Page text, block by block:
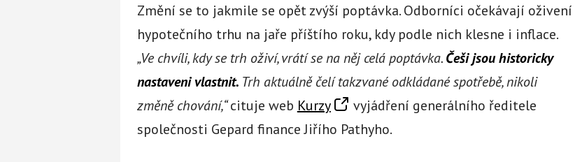
Změní se to jakmile se opět zvýší poptávka. Odborníci očekávají oživení
hypotečního trhu na jaře příštího roku, kdy podle nich klesne i inflace.
„Ve chvíli, kdy se trh oživí, vrátí se na něj celá poptávka.Češi jsou historicky
nastaveni vlastnit. Trh aktuálně čelí takzvané odkládané spotřebě, nikoli
změně chování,“cituje web Kurzy
vyjádření generálního ředitele
společnosti Gepard finance Jiřího Pathyho.